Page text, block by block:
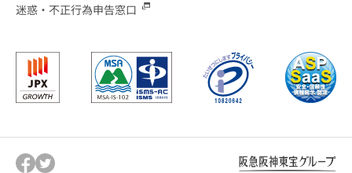
迷惑・不正行為申告窓口